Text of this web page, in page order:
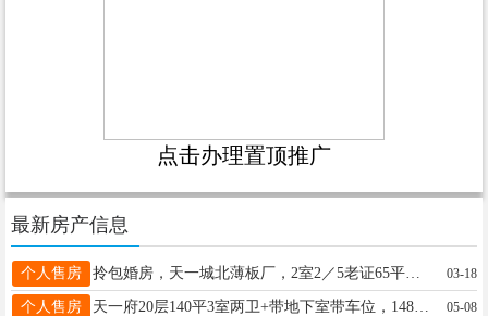
点击办理置顶推广
最新房产信息
个人售房 拎包婚房，天一城北薄板厂，2室2／5老证65平实际73平小房真材实料满屋名牌精装。41万17731930224 03-18
个人售房 天一府20层140平3室两卫+带地下室带车位，148万，直接签蓝皮合同，可贷款，省去高额过户费19131135185 05-08